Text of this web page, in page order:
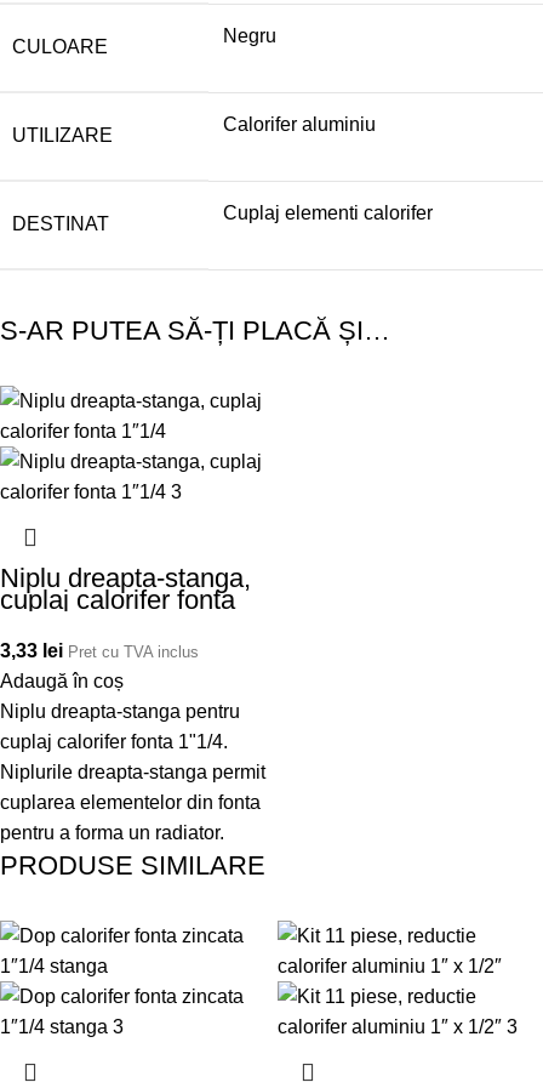
CULOARE
Negru
UTILIZARE
Calorifer aluminiu
DESTINAT
Cuplaj elementi calorifer
S-AR PUTEA SĂ-ȚI PLACĂ ȘI…
Niplu dreapta-stanga,
cuplaj calorifer fonta
3,33 lei Pret cu TVA inclus
Adaugă în coș
Niplu dreapta-stanga pentru
cuplaj calorifer fonta 1"1/4.
Niplurile dreapta-stanga permit
cuplarea elementelor din fonta
pentru a forma un radiator.
PRODUSE SIMILARE